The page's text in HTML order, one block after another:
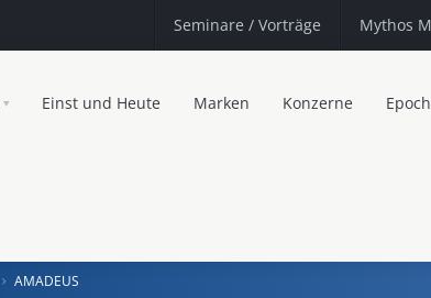
Seminare / Vorträge Mythos
Einst und Heute Marken Konzerne
AMADEUS